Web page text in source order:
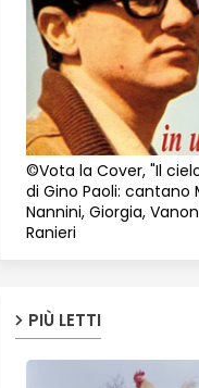
©Vota la Cover, "Il
di Gino Paoli: cantano
Nannini, Giorgia,
Ranieri
PIÙ LETTI